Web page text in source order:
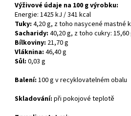
Výživové údaje na 100 g výrobku:
Energie: 1425 kJ / 341 kcal
Tuky: 4,20 g, z toho nasycené mastné
Sacharidy: 40,20 g, z toho cukry: 15,60
Bílkoviny: 21,70 g
Vláknina: 46,40 g
Sůl: 0,03 g
Balení: 100 g v recyklovatelném obalu
Skladování: při pokojové teplotě